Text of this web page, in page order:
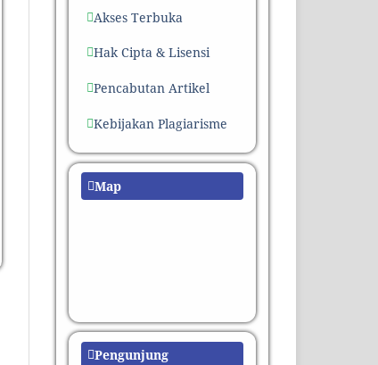
Akses Terbuka
Hak Cipta & Lisensi
Pencabutan Artikel
Kebijakan Plagiarisme
Map
Pengunjung